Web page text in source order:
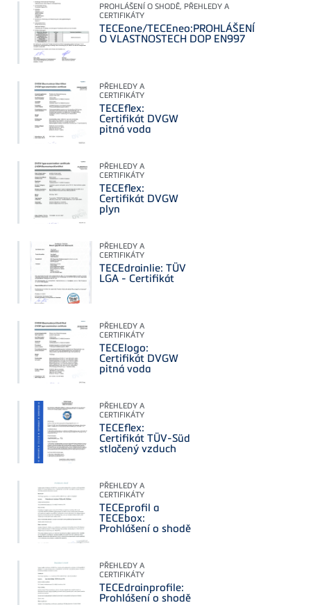
PROHLÁŠENÍ O SHODĚ, PŘEHLEDY A
CERTIFIKÁTY
TECEone/TECEneo:PROHLÁŠENÍ
O VLASTNOSTECH DOP EN997
PŘEHLEDY A
CERTIFIKÁTY
TECEflex:
Certifikát DVGW
pitná voda
PŘEHLEDY A
CERTIFIKÁTY
TECEflex:
Certifikát DVGW
plyn
PŘEHLEDY A
CERTIFIKÁTY
TECEdrainlie: TÜV
LGA - Certifikát
PŘEHLEDY A
CERTIFIKÁTY
TECElogo:
Certifikát DVGW
pitná voda
PŘEHLEDY A
CERTIFIKÁTY
TECEflex:
Certifikát TÜV-Süd
stlačený vzduch
PŘEHLEDY A
CERTIFIKÁTY
TECEprofil a
TECEbox:
Prohlášení o shodě
PŘEHLEDY A
CERTIFIKÁTY
TECEdrainprofile:
Prohlášení o shodě